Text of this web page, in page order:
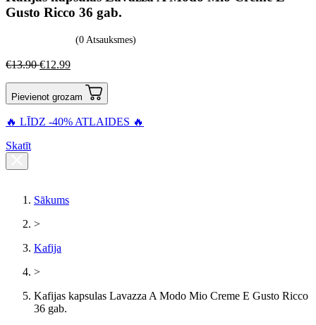
Gusto Ricco 36 gab.
(0 Atsauksmes)
€13.90 €12.99
Pievienot grozam
🔥 LĪDZ -40% ATLAIDES 🔥
Skatīt
Sākums
>
Kafija
>
Kafijas kapsulas Lavazza A Modo Mio Creme E Gusto Ricco
36 gab.